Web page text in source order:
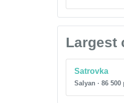
Largest
Satrovka
Salyan · 86 500